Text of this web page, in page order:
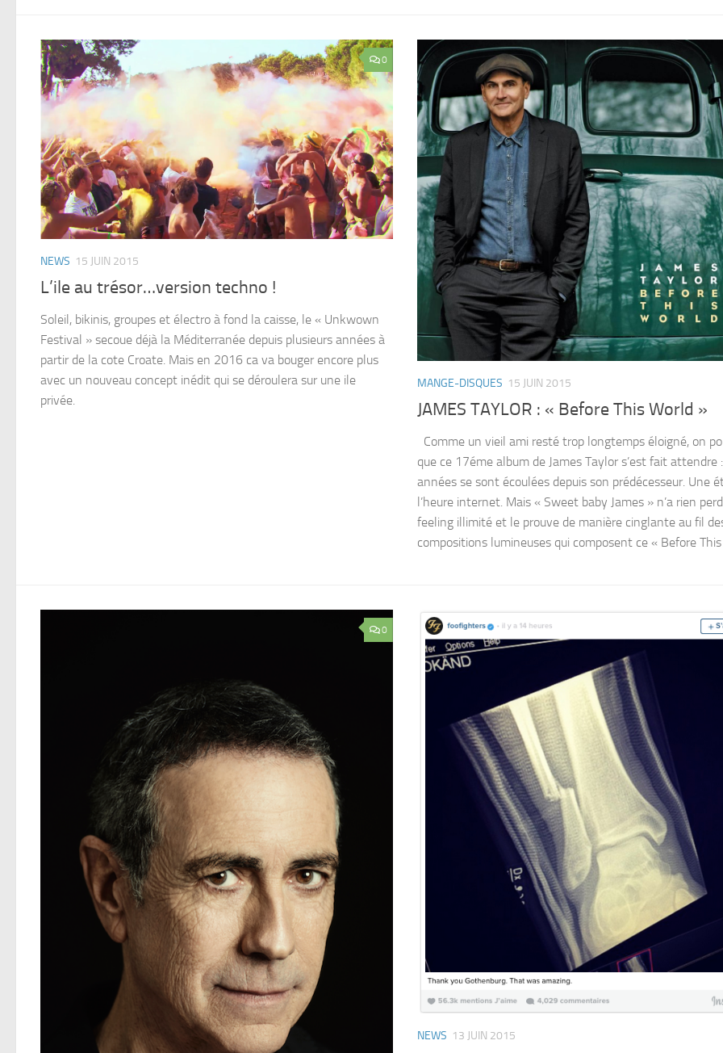
0
NEWS 15 JUIN 2015
L’ile au trésor…version techno !
Soleil, bikinis, groupes et électro à fond la caisse, le « Unkwown
Festival » secoue déjà la Méditerranée depuis plusieurs années à
partir de la cote Croate. Mais en 2016 ca va bouger encore plus
avec un nouveau concept inédit qui se déroulera sur une ile
privée.
MANGE-DISQUES 15 JUIN 2015
JAMES TAYLOR : « Before This World »
Comme un vieil ami resté trop longtemps éloigné, on
que ce 17éme album de James Taylor s’est fait attendre
années se sont écoulées depuis son prédécesseur. Une
l’heure internet. Mais « Sweet baby James » n’a rien
feeling illimité et le prouve de manière cinglante au fil
compositions lumineuses qui composent ce « Before
0
NEWS 13 JUIN 2015